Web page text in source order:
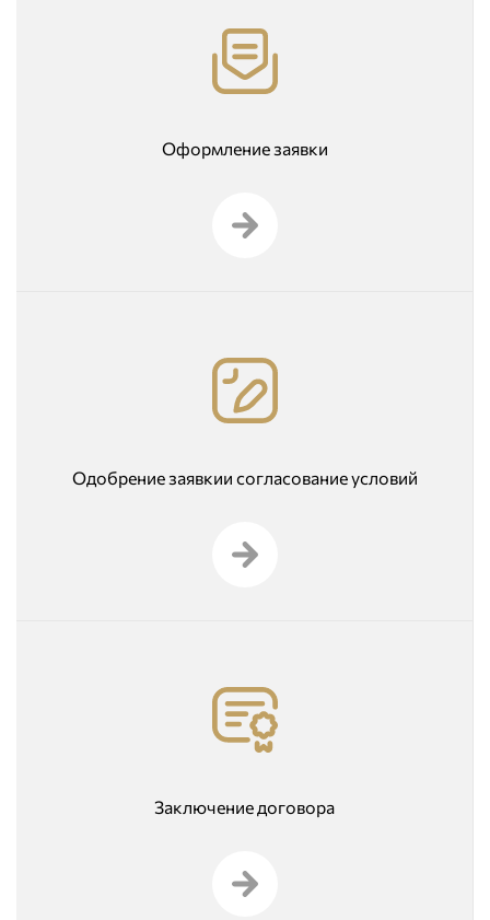
Оформление заявки
Одобрение заявкии согласование условий
Заключение договора